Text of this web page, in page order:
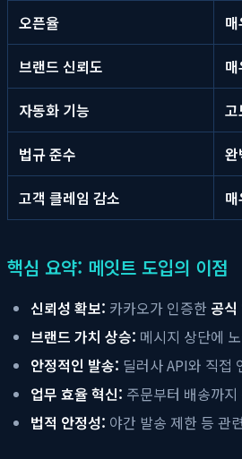
오픈율
브랜드 신뢰도
자동화 기능
법규 준수
고객 클레임 감소
핵심 요약: 메잇트 도입의 이점
신뢰성 확보: 카카오가 인증한 공식
브랜드 가치 상승: 메시지 상단에
안정적인 발송: 딜러사 API와 직접
업무 효율 혁신: 주문부터 배송까
법적 안정성: 야간 발송 제한 등 관